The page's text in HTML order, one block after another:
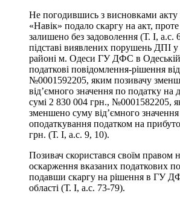
Не погодившись з висновками
«Навік» подало скаргу на акт,
залишено без задоволення (Т. І, а.с.
підставі виявлених порушень ДПІ
районі м. Одеси ГУ ДФС в Одеській
податкові повідомлення-рішення
№0001592205, яким позивачу
від’ємного значення по податку на
сумі 2 830 004 грн., №0001582205,
зменшено суму від’ємного значення
оподаткування податком на
грн. (Т. І, а.с. 9, 10).
Позивач скористався своїм правом
оскарження вказаних податкових
подавши скаргу на рішення в ГУ
області (Т. І, а.с. 73-79).